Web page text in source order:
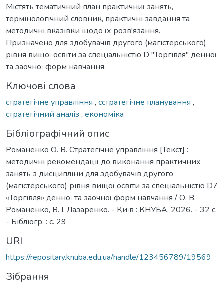
Містять тематичний план практичниї занять,
термінологічний словник, практичні завдання та
методичні вказівки щодо їх розв'язання.
Призначено для здобувачів другого (магістерського)
рівня вищої освіти за спеціальністю D "Торгівля" денної
та заочної форм навчання.
Ключові слова
стратегічне управління , сстратегічне планування ,
стратегічний аналіз , економіка
Бібліографічний опис
Романенко О. В. Стратегічне управління [Текст] :
методичні рекомендації до виконання практичних
занять з дисципліни для здобувачів другого
(магістерського) рівня вищої освіти за спеціальністю D7
«Торгівля» денної та заочної форм навчання / О. В.
Романенко, В. І. Лазаренко. - Київ : КНУБА, 2026. - 32 с.
- Бібліогр. : с. 29
URI
https://repositary.knuba.edu.ua/handle/123456789/19569
Зібрання